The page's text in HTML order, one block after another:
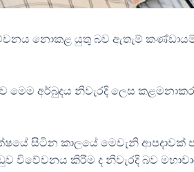
නොකළ යුතු බව ඇතැම් කණ්ඩායම්
මෙම අර්බුදය නිවැරදි ලෙස
සිටින කාලයේ මෙවැනි
කිරීම ද නිවැරදි බව